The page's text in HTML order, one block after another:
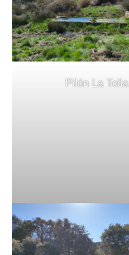
Pilón La Tolla